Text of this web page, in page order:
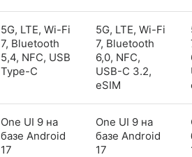
5G, LTE, Wi-Fi
7, Bluetooth
5,4, NFC, USB
Type-C
5G, LTE, Wi-Fi
7, Bluetooth
6,0, NFC,
USB-C 3.2,
eSIM
One UI 9 на
базе Android
17
One UI 9 на
базе Android
17